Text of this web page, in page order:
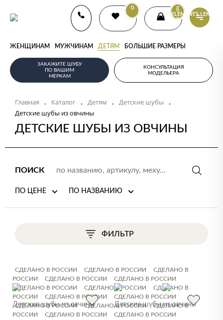
0
{{
ELEMENTS.LENGTH
}}
ЖЕНЩИНАМ МУЖЧИНАМ ДЕТЯМ БОЛЬШИЕ РАЗМЕРЫ
ЗАКАЖИТЕ ШУБУ
ПО ВАШИМ
МЕРКАМ
КОНСУЛЬТАЦИЯ
МОДЕЛЬЕРА
Главная . Каталог . Детям . Детские шубы .
Детские шубы из овчины
ДЕТСКИЕ ШУБЫ ИЗ ОВЧИНЫ
ПОИСК
ПО ЦЕНЕ ПО НАЗВАНИЮ
ФИЛЬТР
СДЕЛАНО В РОССИИ СДЕЛАНО В РОССИИ
СДЕЛАНО В
РОССИИ
СДЕЛАНО В РОССИИ
СДЕЛАНО В РОССИИ
СДЕЛАНО В РОССИИ
СДЕЛАНО В РОССИИ
СДЕЛАНО В
РОССИИ
СДЕЛАНО В РОССИИ
СДЕЛАНО В РОССИИ
СДЕЛАНО В РОССИИ
СДЕЛАНО В РОССИИ
СДЕЛАНО В
РОССИИ
СДЕЛАНО В РОССИИ
СДЕЛАНО В РОССИИ
Детские шубы из овчины Детские шубы из овчины